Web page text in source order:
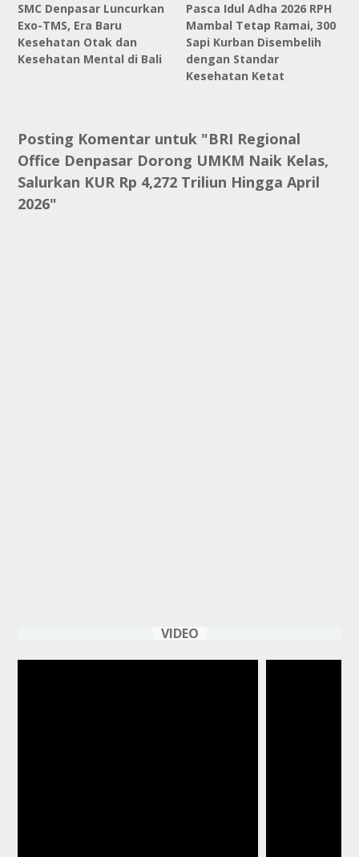
SMC Denpasar Luncurkan
Exo-TMS, Era Baru
Kesehatan Otak dan
Kesehatan Mental di Bali
Pasca Idul Adha 2026 RPH
Mambal Tetap Ramai, 300
Sapi Kurban Disembelih
dengan Standar
Kesehatan Ketat
Posting Komentar untuk "BRI Regional
Office Denpasar Dorong UMKM Naik Kelas,
Salurkan KUR Rp 4,272 Triliun Hingga April
2026"
VIDEO